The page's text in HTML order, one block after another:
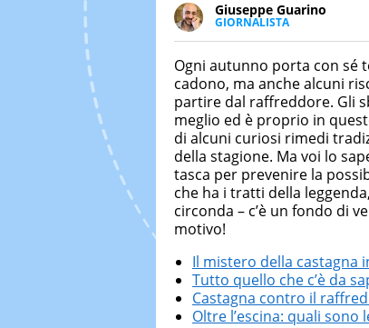
Giuseppe Guarino
GIORNALISTA
Ph(D) in Diritto
particolare sulla Storia
numerose testate ed è
Ogni autunno porta con sé
cadono, ma anche alcuni
partire dal raffreddore. Gli
meglio ed è proprio in
di alcuni curiosi rimedi
della stagione. Ma voi lo
tasca per prevenire la
che ha i tratti della
circonda – c’è un fondo di
motivo!
Il mistero della castagna
Tutto quello che c’è da
Castagna contro il
Oltre l’escina: quali